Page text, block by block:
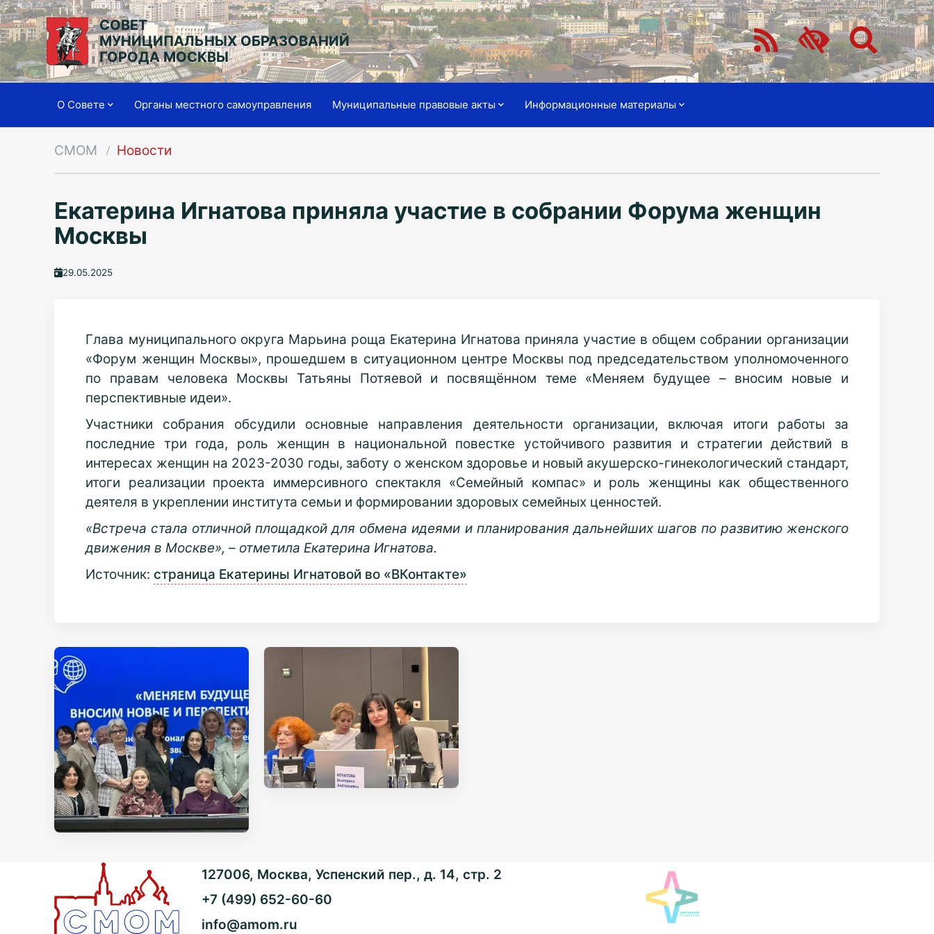
СОВЕТ
МУНИЦИПАЛЬНЫХ ОБРАЗОВАНИЙ
ГОРОДА МОСКВЫ
О Совете Органы местного самоуправления Муниципальные правовые акты Информационные материалы
СМОМ Новости
Екатерина Игнатова приняла участие в собрании Форума женщин
Москвы
29.05.2025
Глава муниципального округа Марьина роща Екатерина Игнатова приняла участие в общем собрании организации
«Форум женщин Москвы», прошедшем в ситуационном центре Москвы под председательством уполномоченного
по правам человека Москвы Татьяны Потяевой и посвящённом теме «Меняем будущее – вносим новые и
перспективные идеи».
Участники собрания обсудили основные направления деятельности организации, включая итоги работы за
последние три года, роль женщин в национальной повестке устойчивого развития и стратегии действий в
интересах женщин на 2023-2030 годы, заботу о женском здоровье и новый акушерско-гинекологический стандарт,
итоги реализации проекта иммерсивного спектакля «Семейный компас» и роль женщины как общественного
деятеля в укреплении института семьи и формировании здоровых семейных ценностей.
«Встреча стала отличной площадкой для обмена идеями и планирования дальнейших шагов по развитию женского
движения в Москве», – отметила Екатерина Игнатова.
Источник: страница Екатерины Игнатовой во «ВКонтакте»
127006, Москва, Успенский пер., д. 14, стр. 2
+7 (499) 652-60-60
info@amom.ru